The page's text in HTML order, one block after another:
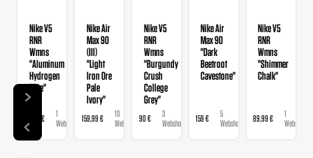
Nike V5
RNR
Wmns
"Aluminum
Hydrogen
Blue"
89,99 €
1
Webshop
Nike Air
Max 90
(III)
"Light
Iron Ore
Pale
Ivory"
159,99 €
10
Webshops
Nike V5
RNR
Wmns
"Burgundy
Crush
College
Grey"
90 €
3
Webshops
Nike Air
Max 90
"Dark
Beetroot
Cavestone"
159 €
5
Webshops
Nike V5
RNR
Wmns
"Shimmer
Chalk"
89,99 €
1
Webshop